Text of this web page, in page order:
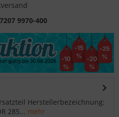
9970-400
Herstellerbezeichnung:
285... mehr